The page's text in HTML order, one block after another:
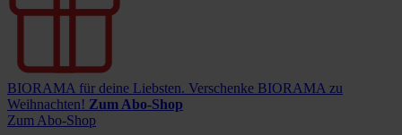
BIORAMA für deine Liebsten. Verschenke BIORAMA zu
Weihnachten! Zum Abo-Shop
Zum Abo-Shop